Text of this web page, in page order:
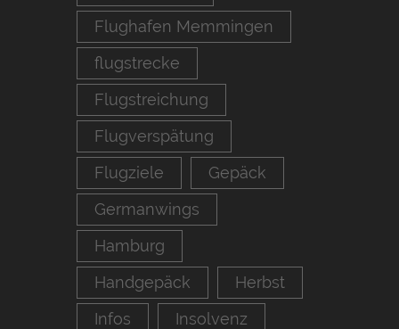
Flughafen Memmingen
flugstrecke
Flugstreichung
Flugverspätung
Flugziele
Gepäck
Germanwings
Hamburg
Handgepäck
Herbst
Infos
Insolvenz